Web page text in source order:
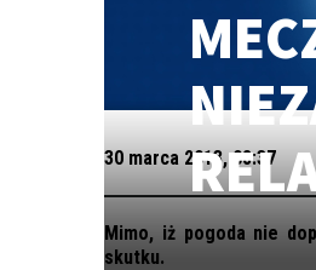
30 marca 2013, 08:37
Mimo, iż pogoda nie
skutku.